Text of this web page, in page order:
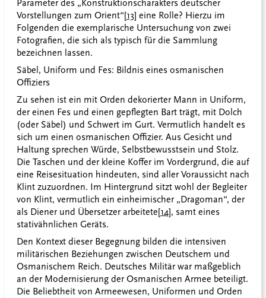
Parameter des „Konstruktionscharakters deutscher
Vorstellungen zum Orient“[13] eine Rolle? Hierzu im
Folgenden die exemplarische Untersuchung von zwei
Fotografien, die sich als typisch für die Sammlung
bezeichnen lassen.
Säbel, Uniform und Fes: Bildnis eines osmanischen
Offiziers
Zu sehen ist ein mit Orden dekorierter Mann in Uniform,
der einen Fes und einen gepflegten Bart trägt, mit Dolch
(oder Säbel) und Schwert im Gurt. Vermutlich handelt es
sich um einen osmanischen Offizier. Aus Gesicht und
Haltung sprechen Würde, Selbstbewusstsein und Stolz.
Die Taschen und der kleine Koffer im Vordergrund, die auf
eine Reisesituation hindeuten, sind aller Voraussicht nach
Klint zuzuordnen. Im Hintergrund sitzt wohl der Begleiter
von Klint, vermutlich ein einheimischer „Dragoman“, der
als Diener und Übersetzer arbeitete[14], samt eines
stativähnlichen Geräts.
Den Kontext dieser Begegnung bilden die intensiven
militärischen Beziehungen zwischen Deutschem und
Osmanischem Reich. Deutsches Militär war maßgeblich
an der Modernisierung der Osmanischen Armee beteiligt.
Die Beliebtheit von Armeewesen, Uniformen und Orden